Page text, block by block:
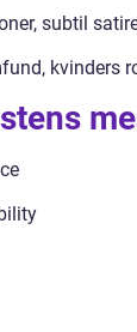
subtil
kvinders